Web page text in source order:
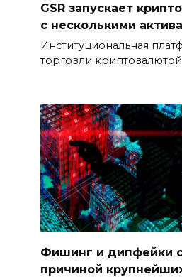
GSR запускает
с несколькими
Институциональная
торговли криптовалютой
Фишинг и дипфейки
причиной